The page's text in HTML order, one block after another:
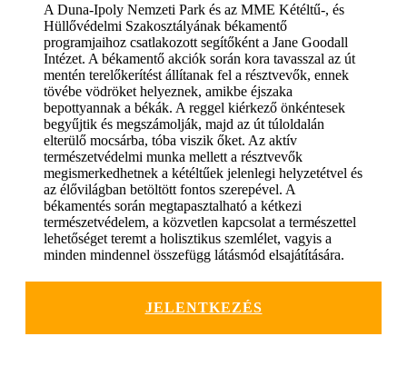
A Duna-Ipoly Nemzeti Park és az MME Kétéltű-, és
Hüllővédelmi Szakosztályának békamentő
programjaihoz csatlakozott segítőként a Jane Goodall
Intézet. A békamentő akciók során kora tavasszal az út
mentén terelőkerítést állítanak fel a résztvevők, ennek
tövébe vödröket helyeznek, amikbe éjszaka
bepottyannak a békák. A reggel kiérkező önkéntesek
begyűjtik és megszámolják, majd az út túloldalán
elterülő mocsárba, tóba viszik őket. Az aktív
természetvédelmi munka mellett a résztvevők
megismerkedhetnek a kétéltűek jelenlegi helyzetétvel és
az élővilágban betöltött fontos szerepével. A
békamentés során megtapasztalható a kétkezi
természetvédelem, a közvetlen kapcsolat a természettel
lehetőséget teremt a holisztikus szemlélet, vagyis a
minden mindennel összefügg látásmód elsajátítására.
JELENTKEZÉS